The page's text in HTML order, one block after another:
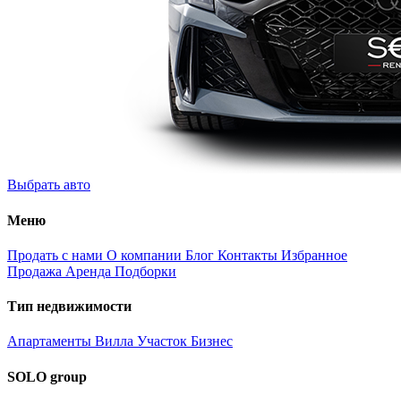
Выбрать авто
Меню
Продать с нами О компании Блог Контакты Избранное
Продажа Аренда Подборки
Тип недвижимости
Апартаменты Вилла Участок Бизнес
SOLO group